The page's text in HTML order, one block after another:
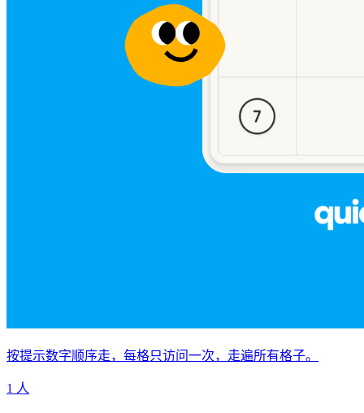
按提示数字顺序走，每格只访问一次，走遍所有格子。
1 人